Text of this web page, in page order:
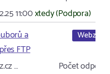
11:00xtedy (Podpora)
a
FTP
…
Počet